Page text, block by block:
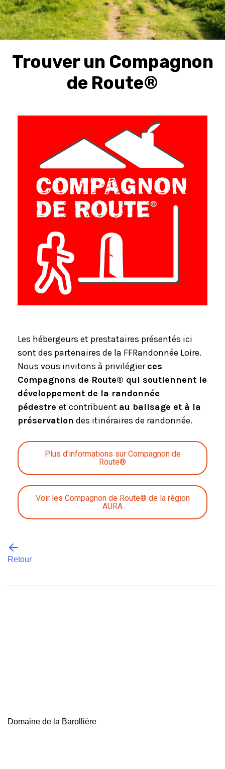
Trouver un Compagnon
de Route®
Les hébergeurs et prestataires présentés ici
sont des partenaires de la FFRandonnée Loire.
Nous vous invitons à privilégierces
Compagnons de Route® qui soutiennent le
développement de la randonnée
pédestre et contribuent au balisage et à la
préservation des itinéraires de randonnée.
Plus d'informations sur Compagnon de
Route®
Voir les Compagnon de Route® de la région
AURA
Retour
Domaine de la Barollière